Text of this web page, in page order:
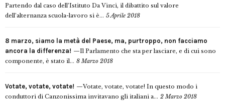
Partendo dal caso dell’Istituto Da Vinci, il dibattito sul valore
dell’alternanza scuola-lavoro si è... 5 Aprile 2018
8 marzo, siamo la metà del Paese, ma, purtroppo, non facciamo
ancora la differenza!
Il Parlamento che sta per lasciare, e di cui sono
componente, è stato il... 8 Marzo 2018
Votate, votate, votate!
Votate, votate, votate! In questo modo i
conduttori di Canzonissima invitavano gli italiani a... 2 Marzo 2018